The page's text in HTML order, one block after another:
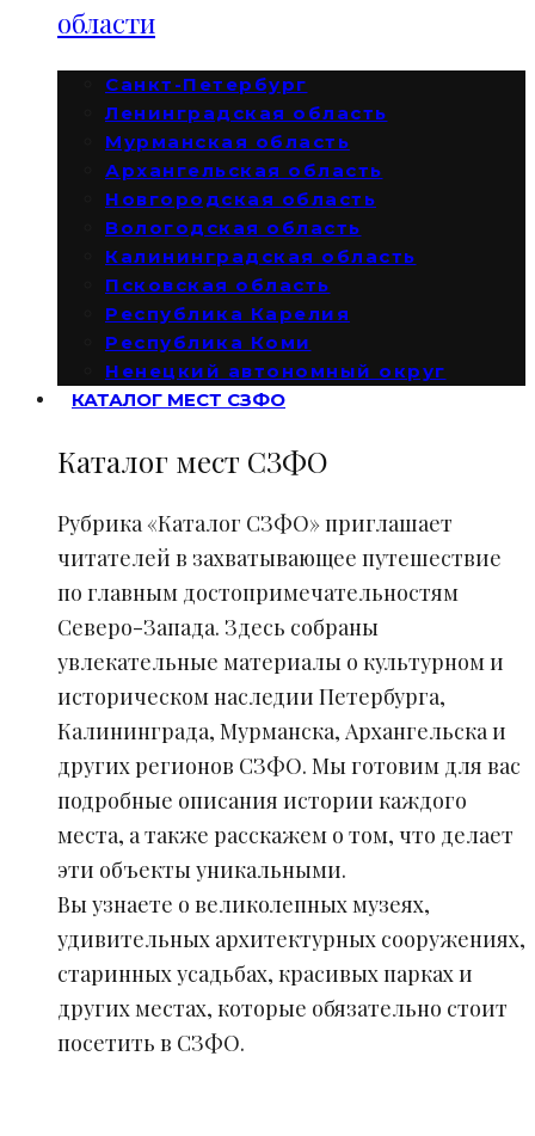
области
Санкт-Петербург
Ленинградская область
Мурманская область
Архангельская область
Новгородская область
Вологодская область
Калининградская область
Псковская область
Республика Карелия
Республика Коми
Ненецкий автономный округ
КАТАЛОГ МЕСТ СЗФО
Каталог мест СЗФО
Рубрика «Каталог СЗФО» приглашает
читателей в захватывающее путешествие
по главным достопримечательностям
Северо-Запада. Здесь собраны
увлекательные материалы о культурном и
историческом наследии Петербурга,
Калининграда, Мурманска, Архангельска и
других регионов СЗФО. Мы готовим для вас
подробные описания истории каждого
места, а также расскажем о том, что делает
эти объекты уникальными.
Вы узнаете о великолепных музеях,
удивительных архитектурных сооружениях,
старинных усадьбах, красивых парках и
других местах, которые обязательно стоит
посетить в СЗФО.